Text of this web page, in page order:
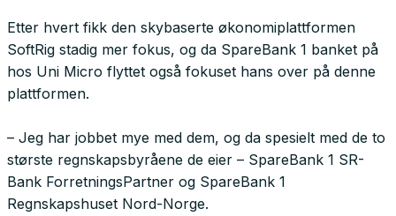
Etter hvert fikk den skybaserte økonomiplattformen
SoftRig stadig mer fokus, og da SpareBank 1 banket på
hos Uni Micro flyttet også fokuset hans over på denne
plattformen.
– Jeg har jobbet mye med dem, og da spesielt med de to
største regnskapsbyråene de eier – SpareBank 1 SR-
Bank ForretningsPartner og SpareBank 1
Regnskapshuset Nord-Norge.